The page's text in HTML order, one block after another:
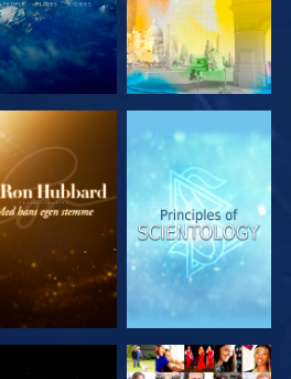
UDFORSK
SERIEN
UDFORSK
SERIEN